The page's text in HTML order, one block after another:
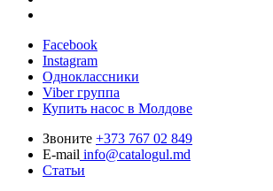
Facebook
Instagram
Одноклассники
Viber группа
Купить насос в Молдове
Звоните +373 767 02 849
E-mail info@catalogul.md
Статьи